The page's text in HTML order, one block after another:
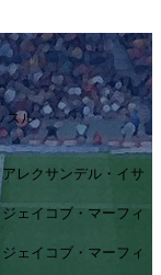
スル
アレクサンデル・イサ
ジェイコブ・マーフィ
ジェイコブ・マーフィ